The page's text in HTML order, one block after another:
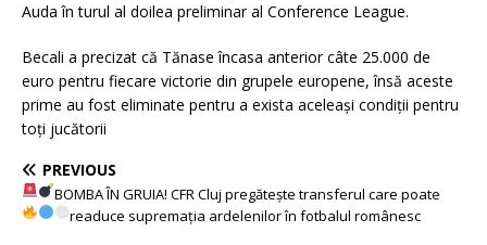
Auda în turul al doilea preliminar al Conference League.
Becali a precizat că Tănase încasa anterior câte 25.000 de
euro pentru fiecare victorie din grupele europene, însă aceste
prime au fost eliminate pentru a exista aceleași condiții pentru
toți jucătorii
PREVIOUS
BOMBA ÎN GRUIA! CFR Cluj pregătește transferul care poate
readuce supremația ardelenilor în fotbalul românesc